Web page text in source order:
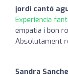
jordi cantó
Experiencia
empatia i bon
Absolutament
Sandra